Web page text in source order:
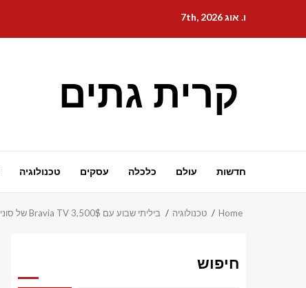
content
ו. אוג 7th, 2026
קרית גתים
חדשות עולם כלכלה עסקים טכנולוגיה
Home טכנולוגיה ביליתי שבוע עם 3,500$ Bravia TV של סוני – תצוגת True RGB היא העסקה האמיתית
חיפוש